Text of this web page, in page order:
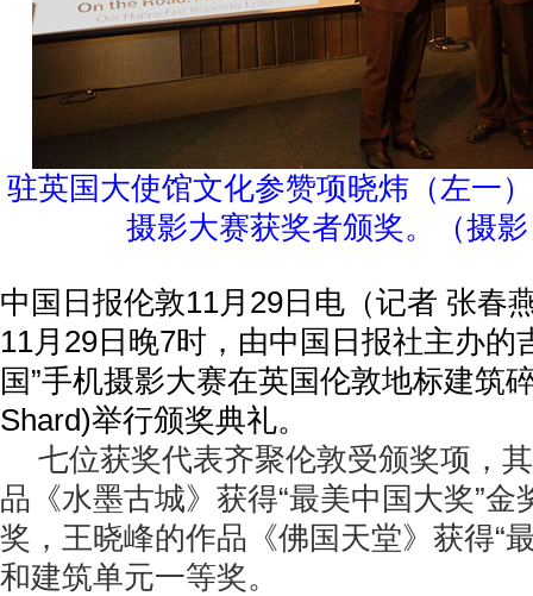
驻英国大使馆文化参赞项晓炜（左一
摄影大赛获奖者颁奖。（摄
中国日报伦敦11月29日电（记者 张春
11月29日晚7时，由中国日报社主办的
国”手机摄影大赛在英国伦敦地标建筑
Shard)举行颁奖典礼。
七位获奖代表齐聚伦敦受颁奖项，
品《水墨古城》获得“最美中国大奖”金
奖，王晓峰的作品《佛国天堂》获得“
和建筑单元一等奖。